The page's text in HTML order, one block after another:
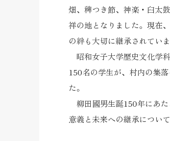
畑、 稗つき節、神楽・ 臼太
祥の地となりました。現在
の絆も大切に継承されていま
昭和女子大学歴史文化学
150名の学生が、村内の集
た。
柳田國男生誕150年にあ
意義と未来への継承について